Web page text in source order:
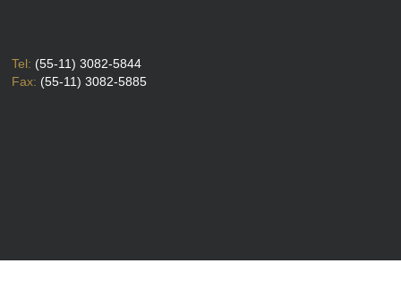
Tel: (55-11) 3082-5844
Fax: (55-11) 3082-5885